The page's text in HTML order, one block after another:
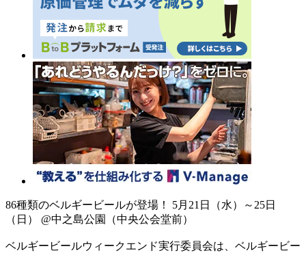
86種類のベルギービールが登場！ 5月21日（水）～25日
（日） @中之島公園（中央公会堂前）
ベルギービールウィークエンド実行委員会は、ベルギービー